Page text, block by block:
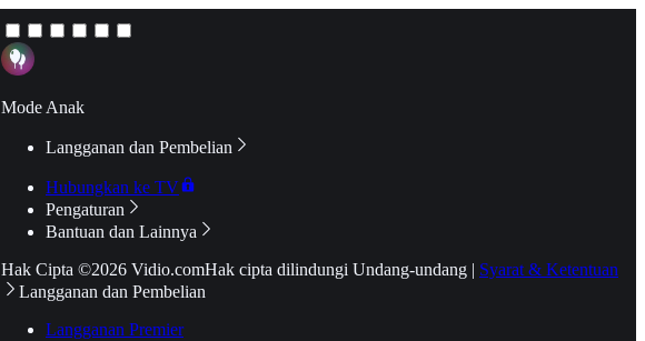
Mode Anak
Langganan dan Pembelian
Hubungkan ke TV
Pengaturan
Bantuan dan Lainnya
Hak Cipta ©2026 Vidio.comHak cipta dilindungi Undang-undang | Syarat & Ketentuan
Langganan dan Pembelian
Langganan Premier